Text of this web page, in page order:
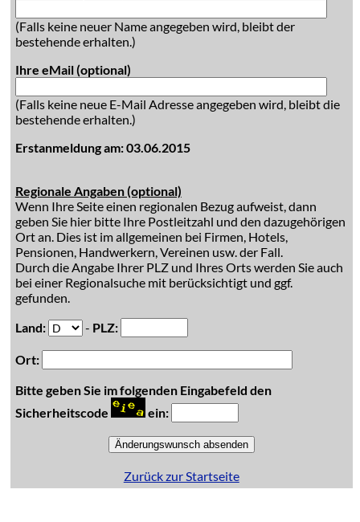
(Falls keine neuer Name angegeben wird, bleibt der
bestehende erhalten.)
Ihre eMail (optional)
(Falls keine neue E-Mail Adresse angegeben wird, bleibt die
bestehende erhalten.)
Erstanmeldung am: 03.06.2015
Regionale Angaben (optional)
Wenn Ihre Seite einen regionalen Bezug aufweist, dann
geben Sie hier bitte Ihre Postleitzahl und den dazugehörigen
Ort an. Dies ist im allgemeinen bei Firmen, Hotels,
Pensionen, Handwerkern, Vereinen usw. der Fall.
Durch die Angabe Ihrer PLZ und Ihres Orts werden Sie auch
bei einer Regionalsuche mit berücksichtigt und ggf.
gefunden.
Land:
- PLZ:
Ort:
Bitte geben Sie im folgenden Eingabefeld den
Sicherheitscode
ein:
Zurück zur Startseite